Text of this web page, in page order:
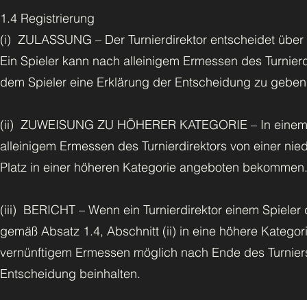
1.4 Registrierung
(i) ZULASSUNG – Der Turnierdirektor entscheidet
Ein Spieler kann nach alleinigem Ermessen des
dem Spieler eine Erklärung der Entscheidung zu
(ii) ZUWEISUNG ZU HÖHERER KATEGORIE – In
alleinigem Ermessen des Turnierdirektors von einer
Platz in einer höheren Kategorie angeboten bekommen.
(iii) BERICHT – Wenn ein Turnierdirektor einem
gemäß Absatz 1.4, Abschnitt (ii) in eine höhere
vernünftigem Ermessen möglich nach Ende des
Entscheidung beinhalten.